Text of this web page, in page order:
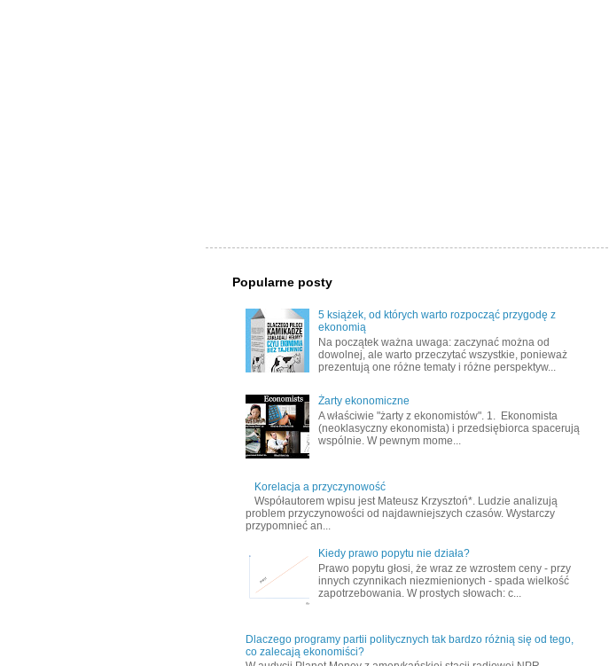
Popularne posty
5 książek, od których warto rozpocząć przygodę z
ekonomią
Na początek ważna uwaga: zaczynać można od
dowolnej, ale warto przeczytać wszystkie, ponieważ
prezentują one różne tematy i różne perspektyw...
Żarty ekonomiczne
A właściwie "żarty z ekonomistów". 1. Ekonomista
(neoklasyczny ekonomista) i przedsiębiorca spacerują
wspólnie. W pewnym mome...
Korelacja a przyczynowość
Współautorem wpisu jest Mateusz Krzysztoń*. Ludzie analizują
problem przyczynowości od najdawniejszych czasów. Wystarczy
przypomnieć an...
Kiedy prawo popytu nie działa?
Prawo popytu głosi, że wraz ze wzrostem ceny - przy
innych czynnikach niezmienionych - spada wielkość
zapotrzebowania. W prostych słowach: c...
Dlaczego programy partii politycznych tak bardzo różnią się od tego,
co zalecają ekonomiści?